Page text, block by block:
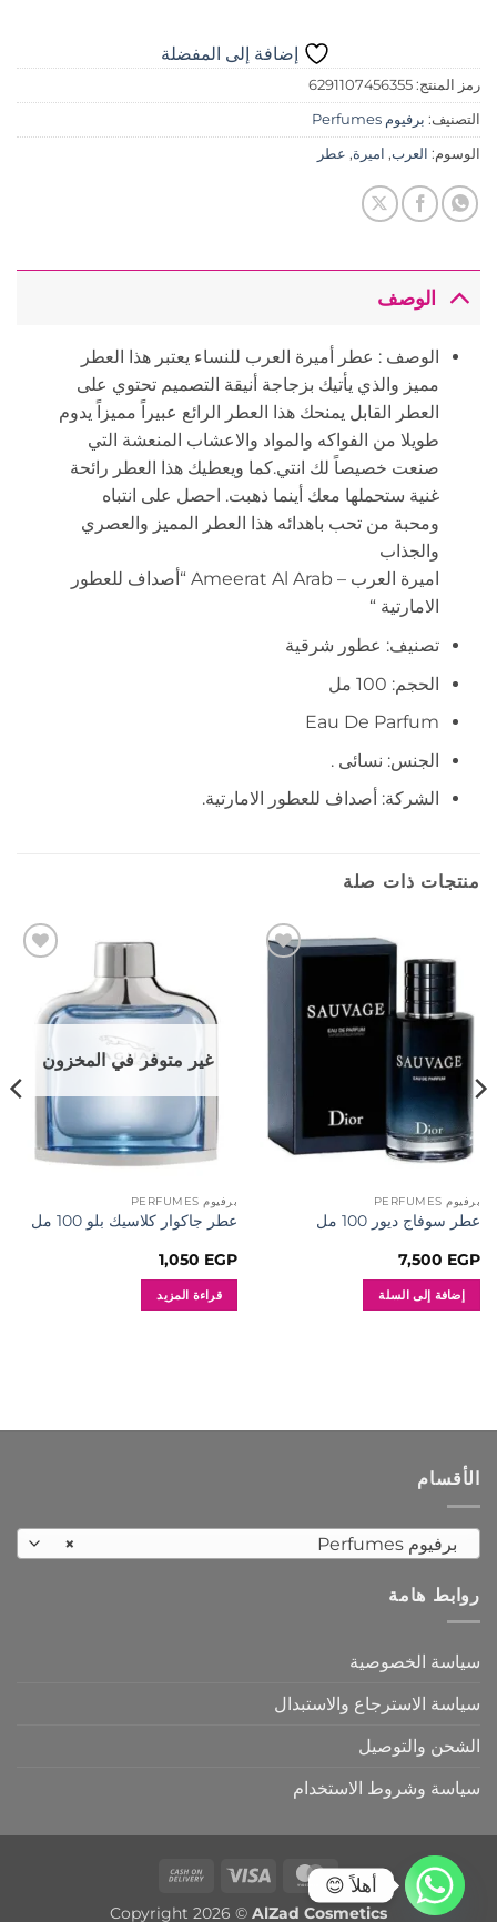
إضافة إلى المفضلة
رمز المنتج: 6291107456355
التصنيف: برفيوم Perfumes
الوسوم: العرب, اميرة, عطر
الوصف
الوصف : عطر أميرة العرب للنساء يعتبر هذا العطر
مميز والذي يأتيك بزجاجة أنيقة التصميم تحتوي على
العطر القابل يمنحك هذا العطر الرائع عبيراً مميزاً يدوم
طويلا من الفواكه والمواد والاعشاب المنعشة التي
صنعت خصيصاً لك انتي.كما ويعطيك هذا العطر رائحة
غنية ستحملها معك أينما ذهبت. احصل على انتباه
ومحبة من تحب باهدائه هذا العطر المميز والعصري
والجذاب
اميرة العرب – Ameerat Al Arab “أصداف للعطور
الامارتية “
تصنيف: عطور شرقية
الحجم: 100 مل
Eau De Parfum
الجنس: نسائى .
الشركة: أصداف للعطور الامارتية.
منتجات ذات صلة
برفيوم PERFUMES
عطر سوفاج ديور 100 مل
7,500 EGP
إضافة إلى السلة
المفضلة
غير متوفر في المخزون
برفيوم PERFUMES
عطر جاكوار كلاسيك بلو 100 مل
1,050 EGP
قراءة المزيد
الأقسام
× برفيوم Perfumes
روابط هامة
سياسة الخصوصية
سياسة الاسترجاع والاستبدال
الشحن والتوصيل
سياسة وشروط الاستخدام
MasterCard
Visa
Copyright 2026 © AlZad Cosmetics
أهلاً 😊